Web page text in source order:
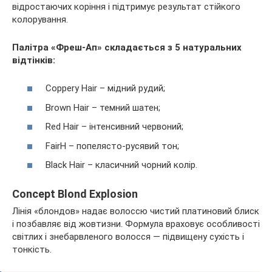
відростаючих коріння і підтримує результат стійкого
колорування.
Палітра «Фреш-Ап» складається з 5 натуральних
відтінків:
Coppery Hair – мідний рудий;
Brown Hair – темний шатен;
Red Hair – інтенсивний червоний;
FairH – попелясто-русявий тон;
Black Hair – класичний чорний колір.
Concept Blond Explosion
Лінія «блондов» надає волоссю чистий платиновий блиск
і позбавляє від жовтизни. Формула враховує особливості
світлих і знебарвленого волосся — підвищену сухість і
тонкість.